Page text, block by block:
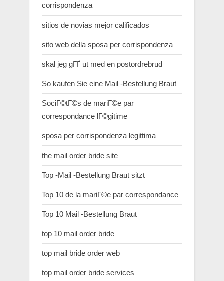
corrispondenza
sitios de novias mejor calificados
sito web della sposa per corrispondenza
skal jeg gГҐ ut med en postordrebrud
So kaufen Sie eine Mail -Bestellung Braut
SociГ©tГ©s de mariГ©e par
correspondance lГ©gitime
sposa per corrispondenza legittima
the mail order bride site
Top -Mail -Bestellung Braut sitzt
Top 10 de la mariГ©e par correspondance
Top 10 Mail -Bestellung Braut
top 10 mail order bride
top mail bride order web
top mail order bride services